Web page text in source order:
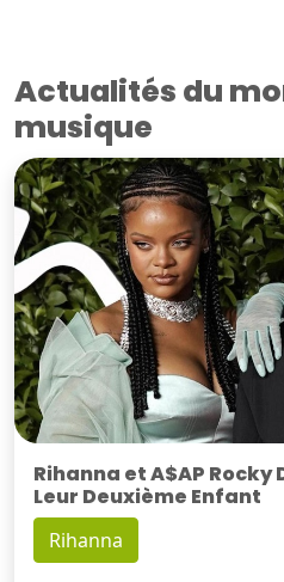
Actualités du
musique
Rihanna et A$AP Rocky
Leur Deuxième Enfant
Rihanna